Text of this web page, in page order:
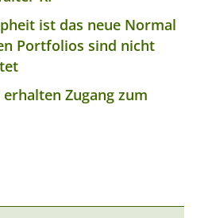
ist das neue Normal
Portfolios sind nicht
Zugang zum